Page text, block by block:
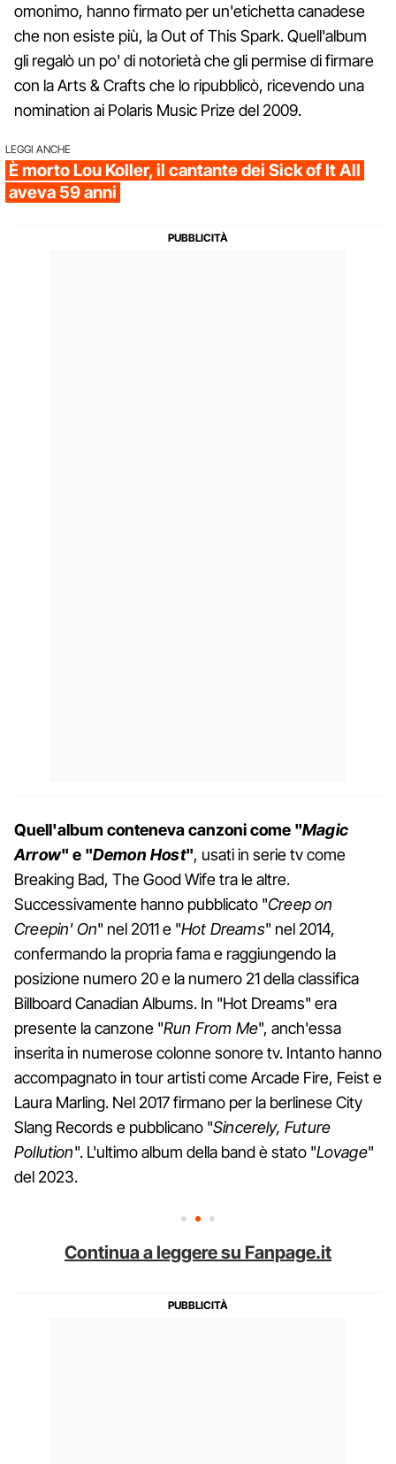
omonimo, hanno firmato per un'etichetta canadese
che non esiste più, la Out of This Spark. Quell'album
gli regalò un po' di notorietà che gli permise di firmare
con la Arts & Crafts che lo ripubblicò, ricevendo una
nomination ai Polaris Music Prize del 2009.
LEGGI ANCHE
È morto Lou Koller, il cantante dei Sick of It All
aveva 59 anni
Quell'album conteneva canzoni come "Magic
Arrow" e "Demon Host", usati in serie tv come
Breaking Bad, The Good Wife tra le altre.
Successivamente hanno pubblicato "Creep on
Creepin' On" nel 2011 e "Hot Dreams" nel 2014,
confermando la propria fama e raggiungendo la
posizione numero 20 e la numero 21 della classifica
Billboard Canadian Albums. In "Hot Dreams" era
presente la canzone "Run From Me", anch'essa
inserita in numerose colonne sonore tv. Intanto hanno
accompagnato in tour artisti come Arcade Fire, Feist e
Laura Marling. Nel 2017 firmano per la berlinese City
Slang Records e pubblicano "Sincerely, Future
Pollution". L'ultimo album della band è stato "Lovage"
del 2023.
Continua a leggere su Fanpage.it